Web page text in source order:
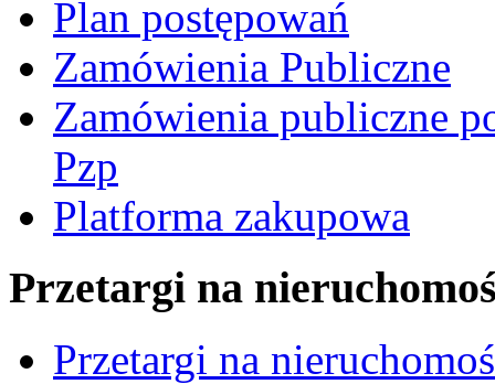
Plan postępowań
Zamówienia Publiczne
Zamówienia publiczne
Pzp
Platforma zakupowa
Przetargi na
Przetargi na